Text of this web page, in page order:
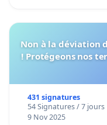
Non à la déviation
! Protégeons nos
431 signatures
54 Signatures / 7 jours
9 Nov 2025